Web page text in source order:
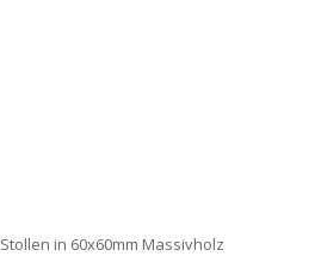
Stollen in 60x60mm Massivholz